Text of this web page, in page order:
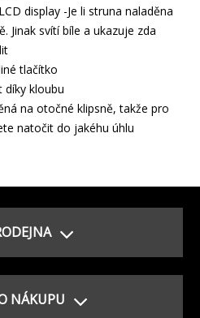
display -Je li struna naladěna
Jinak svítí bíle a ukazuje zda
tlačítko
kloubu
na otočné klipsně, takže pro
natočit do jakéhu úhlu
NÁKUPU